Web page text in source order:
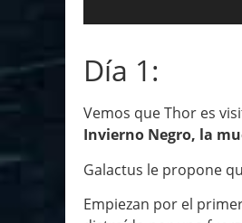
Día 1:
Vemos que Thor es
Invierno Negro, la
Galactus le propone
Empiezan por el